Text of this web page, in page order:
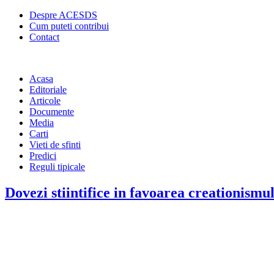
Despre ACESDS
Cum puteti contribui
Contact
Acasa
Editoriale
Articole
Documente
Media
Carti
Vieti de sfinti
Predici
Reguli tipicale
Dovezi stiintifice in favoarea